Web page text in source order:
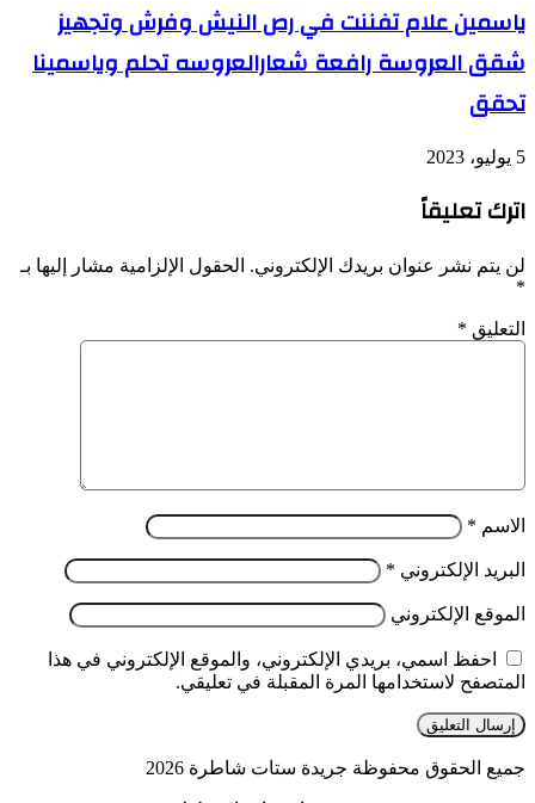
ياسمين علام تفننت في رص النيش وفرش وتجهيز
شقق العروسة رافعة شعارالعروسه تحلم وياسمينا
تحقق
5 يوليو، 2023
اترك تعليقاً
لن يتم نشر عنوان بريدك الإلكتروني. الحقول الإلزامية مشار إليها بـ
*
التعليق *
الاسم *
البريد الإلكتروني *
الموقع الإلكتروني
احفظ اسمي، بريدي الإلكتروني، والموقع الإلكتروني في هذا
المتصفح لاستخدامها المرة المقبلة في تعليقي.
جميع الحقوق محفوظة جريدة ستات شاطرة 2026